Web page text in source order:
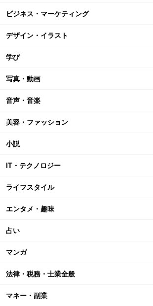
ビジネス・マーケティング
デザイン・イラスト
学び
写真・動画
音声・音楽
美容・ファッション
小説
IT・テクノロジー
ライフスタイル
エンタメ・趣味
占い
マンガ
法律・税務・士業全般
マネー・副業